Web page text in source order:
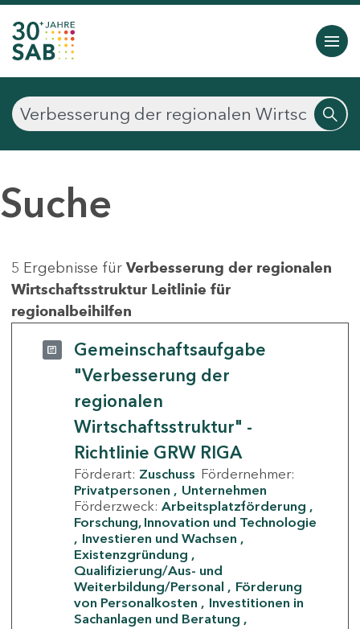
Suche
5 Ergebnisse für Verbesserung der regionalen
Wirtschaftsstruktur Leitlinie für
regionalbeihilfen
Gemeinschaftsaufgabe
"Verbesserung der
regionalen
Wirtschaftsstruktur" -
Richtlinie GRW RIGA
Förderart: Zuschuss Fördernehmer:
Privatpersonen
Unternehmen
Förderzweck: Arbeitsplatzförderung
Forschung, Innovation und Technologie
Investieren und Wachsen
Existenzgründung
Qualifizierung/Aus- und
Weiterbildung/Personal
Förderung
von Personalkosten
Investitionen in
Sachanlagen und Beratung